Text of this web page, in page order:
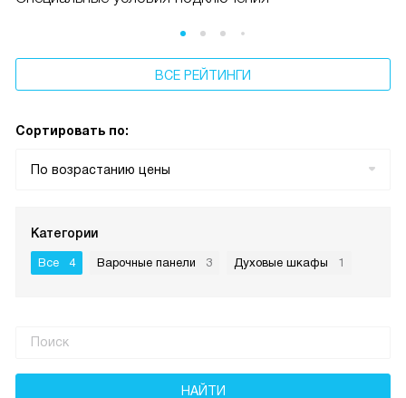
ВСЕ РЕЙТИНГИ
Сортировать по:
По возрастанию цены
Категории
Все 4 Варочные панели 3 Духовые шкафы 1